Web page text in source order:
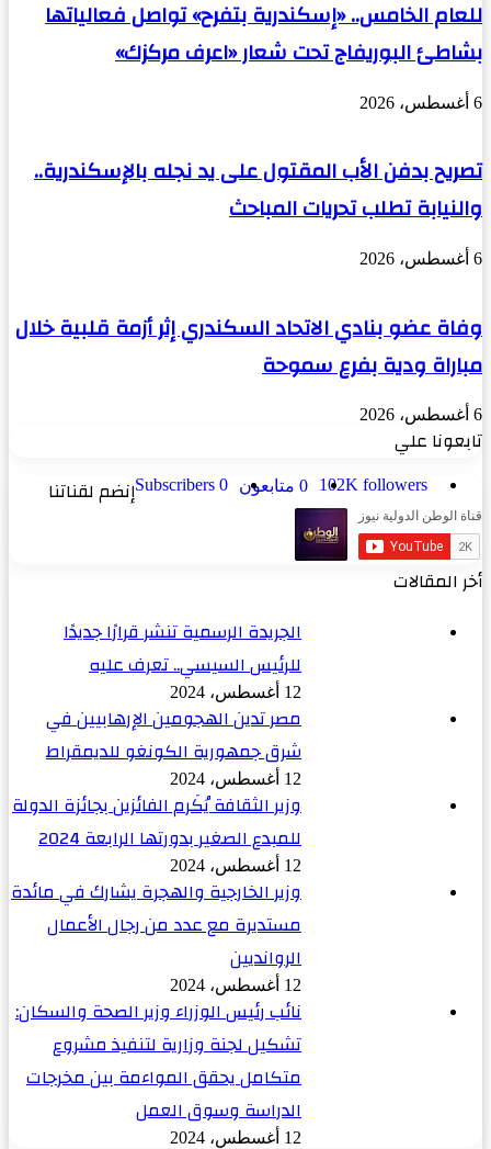
للعام الخامس.. «إسكندرية بتفرح» تواصل فعالياتها
بشاطئ البوريفاج تحت شعار «اعرف مركزك»
6 أغسطس، 2026
تصريح بدفن الأب المقتول على يد نجله بالإسكندرية..
والنيابة تطلب تحريات المباحث
6 أغسطس، 2026
وفاة عضو بنادي الاتحاد السكندري إثر أزمة قلبية خلال
مباراة ودية بفرع سموحة
6 أغسطس، 2026
تابعونا علي
102K followers
0 متابعون 0
Subscribersإنضم لقناتنا
أخر المقالات
الجريدة الرسمية تنشر قرارًا جديدًا
للرئيس السيسي.. تعرف عليه
12 أغسطس، 2024
مصر تدين الهجومين الإرهابيين في
شرق جمهورية الكونغو للديمقراط
12 أغسطس، 2024
وزير الثقافة يُكَرم الفائزين بجائزة الدولة
للمبدع الصغير بدورتها الرابعة 2024
12 أغسطس، 2024
وزير الخارجية والهجرة يشارك في مائدة
مستديرة مع عدد من رجال الأعمال
الروانديين
12 أغسطس، 2024
نائب رئيس الوزراء وزير الصحة والسكان:
تشكيل لجنة وزارية لتنفيذ مشروع
متكامل يحقق المواءمة بين مخرجات
الدراسة وسوق العمل
12 أغسطس، 2024